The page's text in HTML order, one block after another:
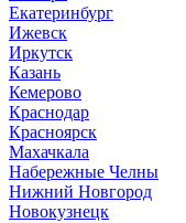
Екатеринбург
Ижевск
Иркутск
Казань
Кемерово
Краснодар
Красноярск
Махачкала
Набережные Челны
Нижний Новгород
Новокузнецк